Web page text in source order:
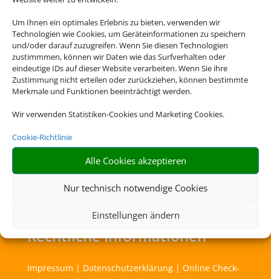
Um Ihnen ein optimales Erlebnis zu bieten, verwenden wir
Technologien wie Cookies, um Geräteinformationen zu speichern
und/oder darauf zuzugreifen. Wenn Sie diesen Technologien
zustimmmen, können wir Daten wie das Surfverhalten oder
eindeutige IDs auf dieser Website verarbeiten. Wenn Sie ihre
Zustimmung nicht erteilen oder zurückziehen, können bestimmte
Merkmale und Funktionen beeinträchtigt werden.
Wir verwenden Statistiken-Cookies und Marketing Cookies.
Cookie-Richtlinie
Alle Cookies akzeptieren
Nur technisch notwendige Cookies
Einstellungen ändern
Cookies akzeptieren
Die Abwicklung der Buchung übernimmt Schmetterling
International GmbH & Co.KG im Auftrag des Webseiteninhabers.
Rechtliche Informationen
Impressum | Datenschutzerklärung| Online Check-